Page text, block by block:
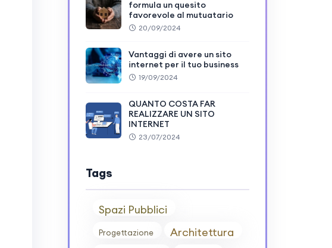
formula un quesito
favorevole al mutuatario
20/09/2024
Vantaggi di avere un sito
internet per il tuo business
19/09/2024
QUANTO COSTA FAR
REALIZZARE UN SITO
INTERNET
23/07/2024
Tags
Spazi Pubblici
Progettazione Architettura